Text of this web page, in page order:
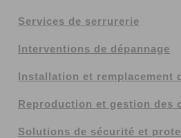
Services de serrurerie
Interventions de dépannage
Installation et remplacement
Reproduction et gestion des
Solutions de sécurité et